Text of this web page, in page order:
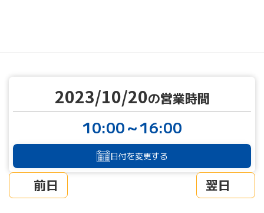
前日
2023/10/20の営業時間
10:00～16:00
日付を変更する
翌日